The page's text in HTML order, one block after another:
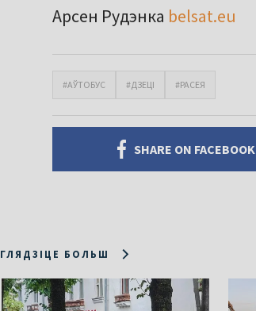
Арсен Рудэнка belsat.eu
#АЎТОБУС #ДЗЕЦІ #РАСЕЯ
SHARE ON FACEBOOK
ГЛЯДЗІЦЕ БОЛЬШ